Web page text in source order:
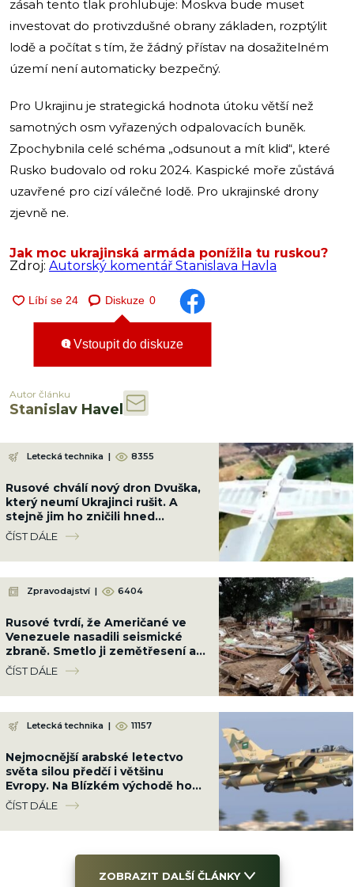
zásah tento tlak prohlubuje: Moskva bude muset
investovat do protivzdušné obrany základen, rozptýlit
lodě a počítat s tím, že žádný přístav na dosažitelném
území není automaticky bezpečný.
Pro Ukrajinu je strategická hodnota útoku větší než
samotných osm vyřazených odpalovacích buněk.
Zpochybnila celé schéma „odsunout a mít klid“, které
Rusko budovalo od roku 2024. Kaspické moře zůstává
uzavřené pro cizí válečné lodě. Pro ukrajinské drony
zjevně ne.
Jak moc ukrajinská armáda ponížila tu ruskou?
Zdroj: Autorský komentář Stanislava Havla
Diskuze 0
Vstoupit do diskuze
Autor článku
Stanislav Havel
Letecká technika | 8355
Rusové chválí nový dron Dvuška,
který neumí Ukrajinci rušit. A
stejně jim ho zničili hned
napoprvé, ani to nedalo práci
ČÍST DÁLE
Zpravodajství | 6404
Rusové tvrdí, že Američané ve
Venezuele nasadili seismické
zbraně. Smetlo ji zemětřesení a
USA do 24 hodin zrušily sankce
ČÍST DÁLE
Letecká technika | 11157
Nejmocnější arabské letectvo
světa silou předčí i většinu
Evropy. Na Blízkém východě ho
předčí jenom Izrael, i když má
méně letadel
ČÍST DÁLE
ZOBRAZIT DALŠÍ ČLÁNKY